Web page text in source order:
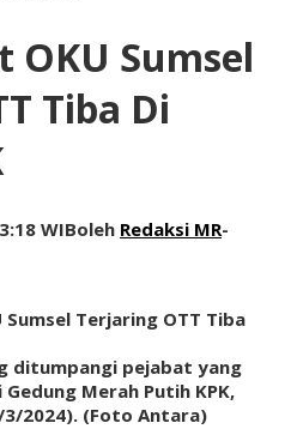
OKU Sumsel
Tiba Di
WIBoleh Redaksi MR-
ditumpangi pejabat yang
Merah Putih KPK,
2024). (Foto Antara)